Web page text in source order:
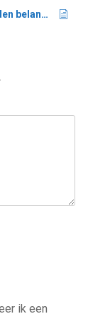
Waarom zijn trefwoorden belangrijk
ik een